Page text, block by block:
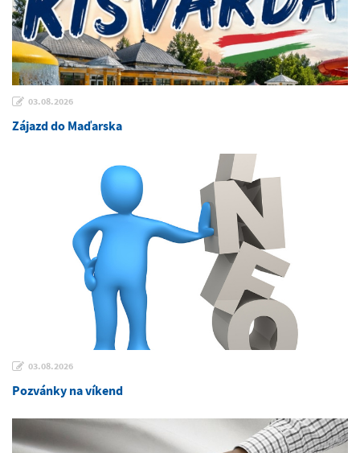
03.08.2026
Zájazd do Maďarska
03.08.2026
Pozvánky na víkend